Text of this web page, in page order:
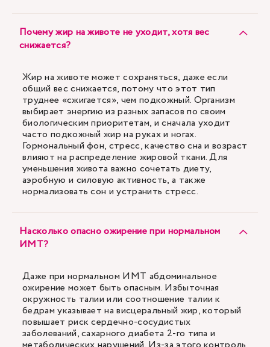
Почему жир на животе не уходит, хотя вес
снижается?
Жир на животе может сохраняться, даже если
общий вес снижается, потому что этот тип
труднее «сжигается», чем подкожный. Организм
выбирает энергию из разных запасов по своим
биологическим приоритетам, и сначала уходит
часто подкожный жир на руках и ногах.
Гормональный фон, стресс, качество сна и возраст
влияют на распределение жировой ткани. Для
уменьшения живота важно сочетать диету,
аэробную и силовую активность, а также
нормализовать сон и устранить стресс.
Насколько опасно ожирение при нормальном
ИМТ?
Даже при нормальном ИМТ абдоминальное
ожирение может быть опасным. Избыточная
окружность талии или соотношение талии к
бедрам указывает на висцеральный жир, который
повышает риск сердечно-сосудистых
заболеваний, сахарного диабета 2-го типа и